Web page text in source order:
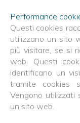
Performance
Questi cookies
utilizzano un sito
più visitare, se si
web. Questi
identificano un
tramite cookies
Vengono utilizzati
un sito web.